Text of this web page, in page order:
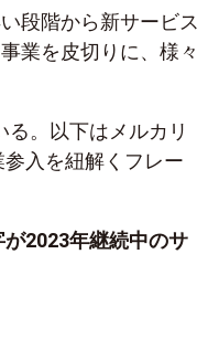
段階から新サービス
業を皮切りに、様々
。以下はメルカリ
入を紐解くフレー
2023年継続中のサ